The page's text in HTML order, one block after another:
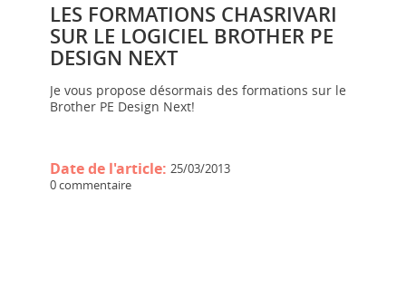
LES FORMATIONS CHASRIVARI
SUR LE LOGICIEL BROTHER PE
DESIGN NEXT
Je vous propose désormais des formations sur le
Brother PE Design Next!
Date de l'article: 25/03/2013
0 commentaire